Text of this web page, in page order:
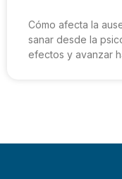
Cómo afecta la
sanar desde la
efectos y avanzar